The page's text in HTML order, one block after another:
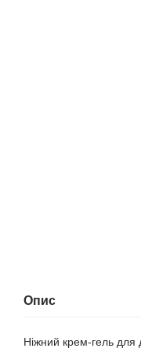
Опис
Ніжний крем-гель для